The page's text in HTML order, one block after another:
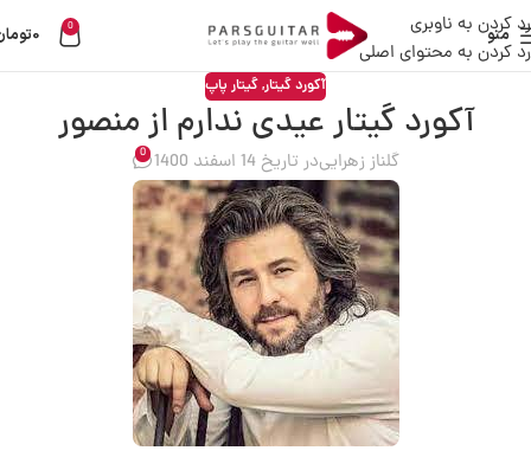
رد کردن به ناوبری
رد کردن به محتوای اصلی
منو 0
0
آکورد گیتار,گیتار پاپ
آکورد گیتار عیدی ندارم از منصور
گلناز زهراییدر تاریخ 14 اسفند 1400 0